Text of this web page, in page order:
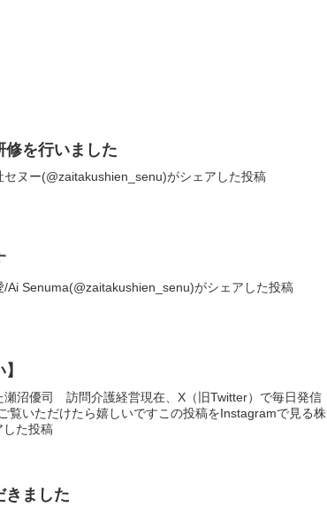
修を行いました
ヌー(@zaitakushien_senu)がシェアした投稿
Senuma(@zaitakushien_senu)がシェアした投稿
瀬沼優司 訪問介護経営現在、X（旧Twitter）で毎日発信
覧いただけたら嬉しいですこの投稿をInstagramで見る株
した投稿
きました